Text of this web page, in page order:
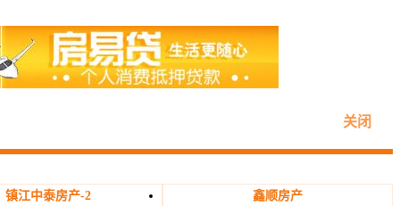
关闭
镇江中泰房产-2
鑫顺房产